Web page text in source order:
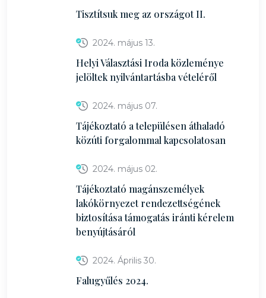
Tisztítsuk meg az országot II.
2024. május 13.
Helyi Választási Iroda közleménye
jelöltek nyilvántartásba vételéről
2024. május 07.
Tájékoztató a településen áthaladó
közúti forgalommal kapcsolatosan
2024. május 02.
Tájékoztató magánszemélyek
lakókörnyezet rendezettségének
biztosítása támogatás iránti kérelem
benyújtásáról
2024. Április 30.
Falugyűlés 2024.